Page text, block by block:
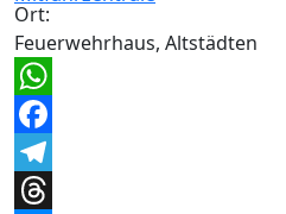
Ort:
Feuerwehrhaus, Altstädten
WhatsApp
Facebook
Telegram